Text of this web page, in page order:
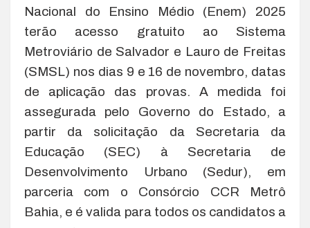
Nacional do Ensino Médio (Enem) 2025
terão acesso gratuito ao Sistema
Metroviário de Salvador e Lauro de Freitas
(SMSL) nos dias 9 e 16 de novembro, datas
de aplicação das provas. A medida foi
assegurada pelo Governo do Estado, a
partir da solicitação da Secretaria da
Educação (SEC) à Secretaria de
Desenvolvimento Urbano (Sedur), em
parceria com o Consórcio CCR Metrô
Bahia, e é valida para todos os candidatos a